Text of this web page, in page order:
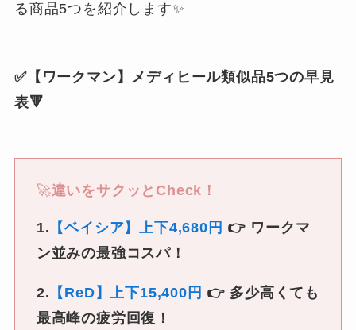
る商品5つを紹介します✨
✅【ワークマン】メディヒール類似品5つの早見
表🔻
🚀違いをサクッとCheck！
1. 【ベイシア】上下4,680円 👉 ワークマ
ン並みの最強コスパ！
2. 【ReD】上下15,400円 👉 多少高くても
最高峰の疲労回復！